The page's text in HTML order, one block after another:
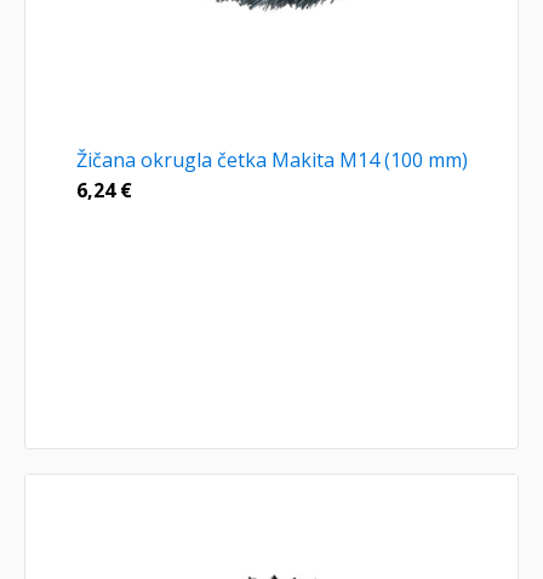
Žičana okrugla četka Makita M14 (100 mm)
6,24€